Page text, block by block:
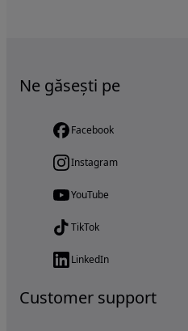
Ne găsești pe
Facebook
Instagram
YouTube
TikTok
LinkedIn
Customer support